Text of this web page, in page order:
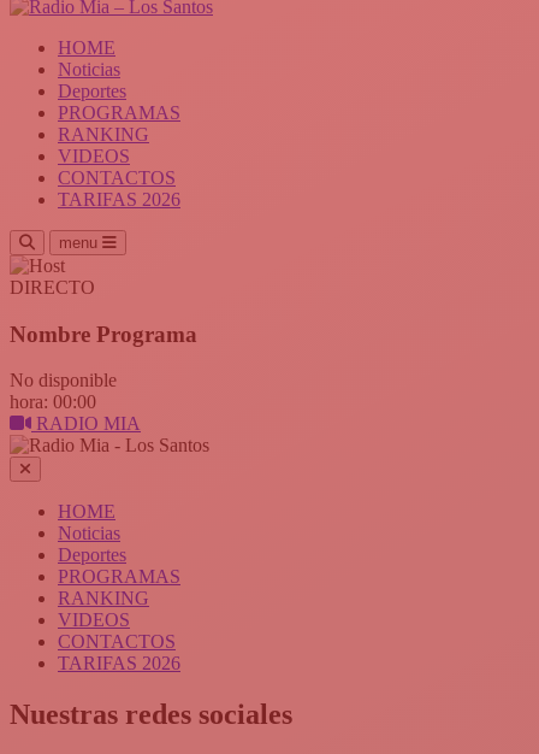
HOME
Noticias
Deportes
PROGRAMAS
RANKING
VIDEOS
CONTACTOS
TARIFAS 2026
menu
DIRECTO
Nombre Programa
No disponible
hora: 00:00
RADIO MIA
HOME
Noticias
Deportes
PROGRAMAS
RANKING
VIDEOS
CONTACTOS
TARIFAS 2026
Nuestras redes sociales